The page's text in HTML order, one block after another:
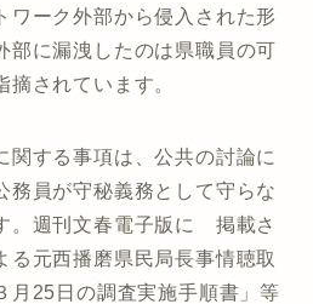
ワーク外部から侵入された形
部に漏洩したのは県職員の可
されています。
する事項は、公共の討論に
務員が守秘義務として守らな
。週刊文春電子版に 掲載さ
る元西播磨県民局長事情聴取
25日の調査実施手順書」等